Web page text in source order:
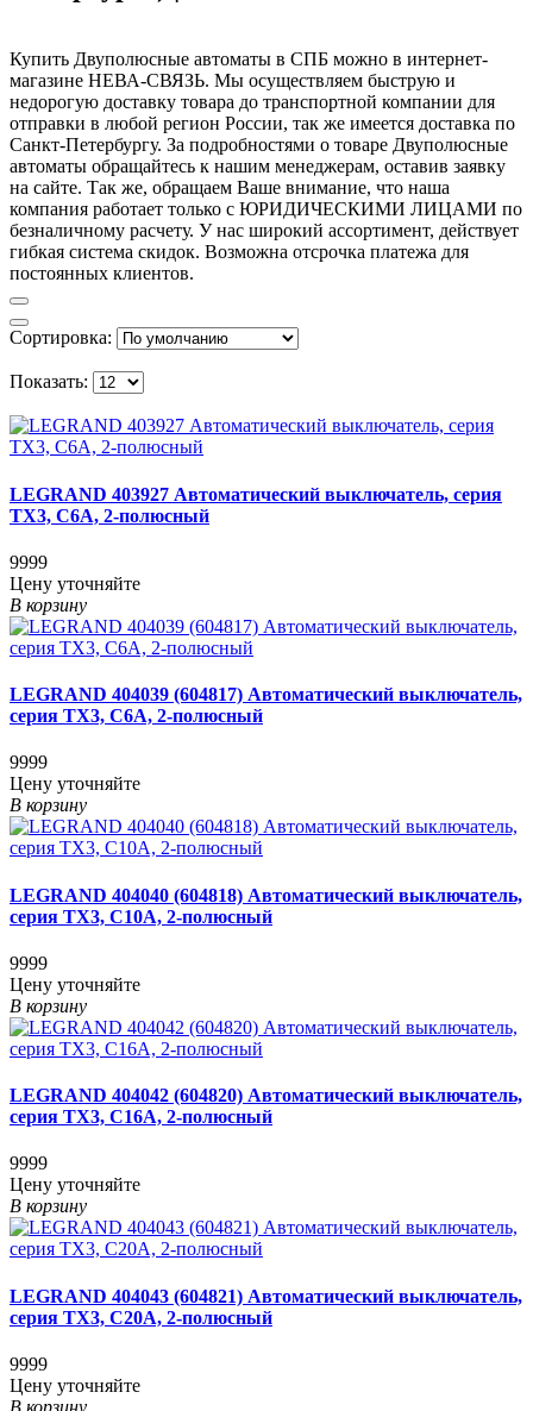
Купить Двуполюсные автоматы в СПБ можно в интернет-
магазине НЕВА-СВЯЗЬ. Мы осуществляем быструю и
недорогую доставку товара до транспортной компании для
отправки в любой регион России, так же имеется доставка по
Санкт-Петербургу. За подробностями о товаре Двуполюсные
автоматы обращайтесь к нашим менеджерам, оставив заявку
на сайте. Так же, обращаем Ваше внимание, что наша
компания работает только с ЮРИДИЧЕСКИМИ ЛИЦАМИ по
безналичному расчету. У нас широкий ассортимент, действует
гибкая система скидок. Возможна отсрочка платежа для
постоянных клиентов.
Сортировка:
Показать:
LEGRAND 403927 Автоматический выключатель, серия
TX3, C6A, 2-полюсный
9999
Цену уточняйте
В корзину
LEGRAND 404039 (604817) Автоматический выключатель,
серия TX3, С6A, 2-полюсный
9999
Цену уточняйте
В корзину
LEGRAND 404040 (604818) Автоматический выключатель,
серия TX3, С10A, 2-полюсный
9999
Цену уточняйте
В корзину
LEGRAND 404042 (604820) Автоматический выключатель,
серия TX3, С16A, 2-полюсный
9999
Цену уточняйте
В корзину
LEGRAND 404043 (604821) Автоматический выключатель,
серия TX3, С20A, 2-полюсный
9999
Цену уточняйте
В корзину